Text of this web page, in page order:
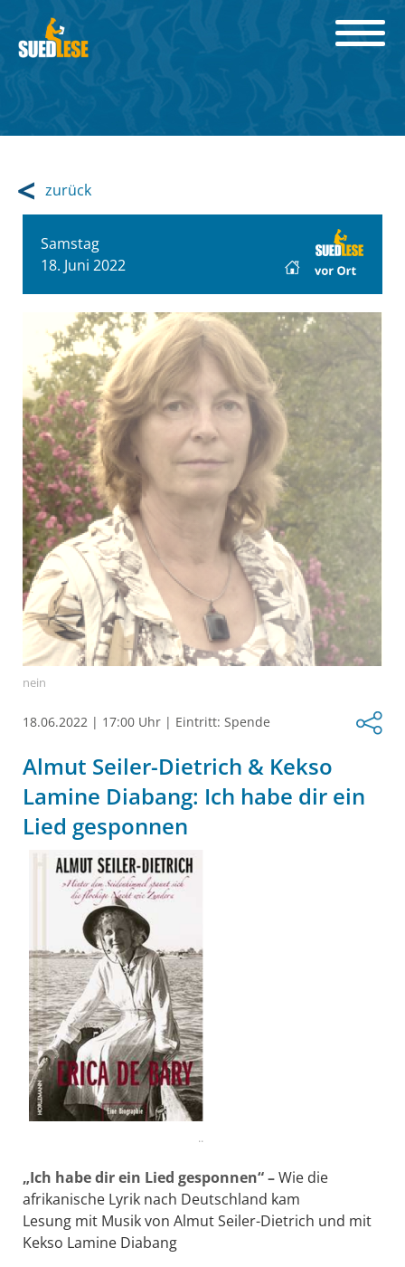
zurück
Samstag
18. Juni 2022
nein
18.06.2022 | 17:00 Uhr | Eintritt: Spende
Almut Seiler-Dietrich & Kekso
Lamine Diabang: Ich habe dir ein
Lied gesponnen
..
„Ich habe dir ein Lied gesponnen“ –Wie die
afrikanische Lyrik nach Deutschland kam
Lesung mit Musik von Almut Seiler-Dietrich und mit
Kekso Lamine Diabang